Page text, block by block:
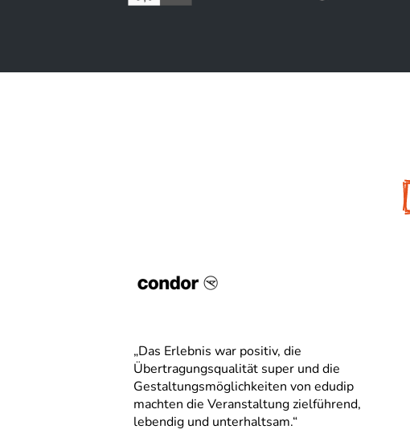
„Das Erlebnis war positiv, die
Übertragungsqualität super und die
Gestaltungsmöglichkeiten von edudip
machten die Veranstaltung zielführend,
lebendig und unterhaltsam.“